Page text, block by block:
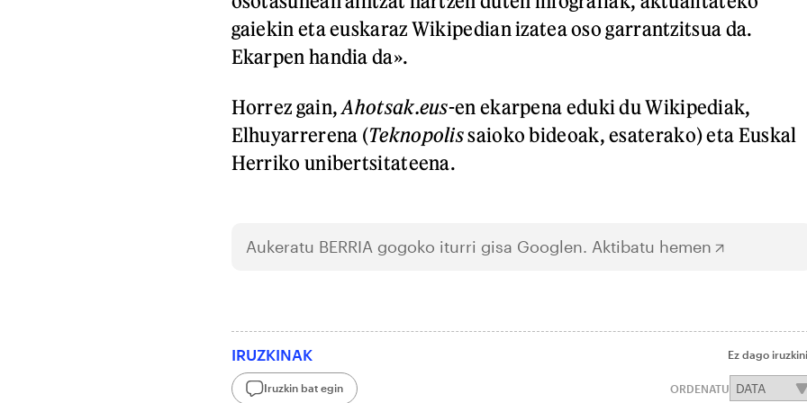
gaiekin eta euskaraz Wikipedian izatea oso garrantzitsua da.
Ekarpen handia da».
Horrez gain, Ahotsak.eus-en ekarpena eduki du Wikipediak,
Elhuyarrerena (Teknopolissaioko bideoak, esaterako) eta Euskal
Herriko unibertsitateena.
Aukeratu BERRIA gogoko iturri gisa Googlen. Aktibatu hemen
IRUZKINAK Ez dago
Iruzkin bat egin ORDENATU